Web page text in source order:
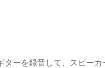
ーを録音して、スピーカ